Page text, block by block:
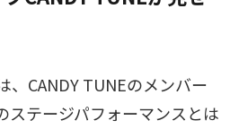
、CANDY TUNEのメンバー
ステージパフォーマンスとは